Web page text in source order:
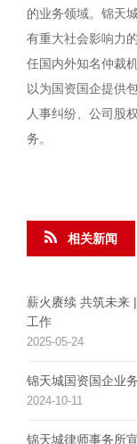
的业务领域。锦天
有重大社会影响力
任国内外知名仲裁
以为国资国企提供
人事纠纷、公司股
务。
相关新闻
薪火赓续 共筑未来
工作
2025-05-24
锦天城国资国企业
2024-10-11
锦天城律师事务所